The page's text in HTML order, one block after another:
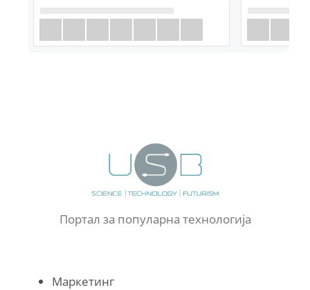
Портал за популарна технологија
Маркетинг